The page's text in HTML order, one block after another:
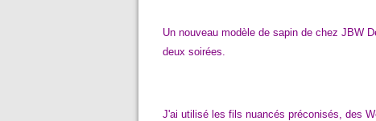
Un nouveau modèle de sapin de chez JBW
deux soirées.
J'ai utilisé les fils nuancés préconisés, des